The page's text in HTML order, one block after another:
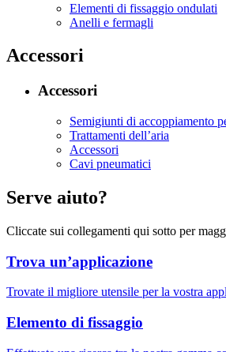
Elementi di fissaggio ondulati
Anelli e fermagli
Accessori
Accessori
Semigiunti di accoppiamento
Trattamenti dell’aria
Accessori
Cavi pneumatici
Serve aiuto?
Cliccate sui collegamenti qui sotto per
Trova un’applicazione
Trovate il migliore utensile per la vostra
Elemento di fissaggio